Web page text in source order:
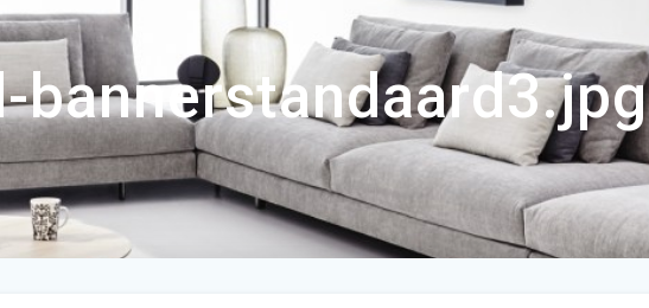
bannerstandaard3.jpg